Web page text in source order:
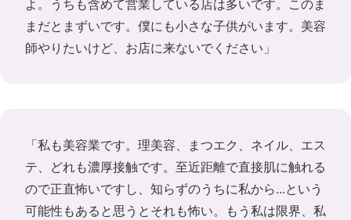
よ。うちも含めて営業している店は多いです。このま
まだとまずいです。僕にも小さな子供がいます。美容
師やりたいけど、お店に来ないでください」
「私も美容業です。理美容、まつエク、ネイル、エス
テ、どれも濃厚接触です。至近距離で直接肌に触れる
ので正直怖いですし、知らずのうちに私から...という
可能性もあると思うとそれも怖い。もう私は限界、私